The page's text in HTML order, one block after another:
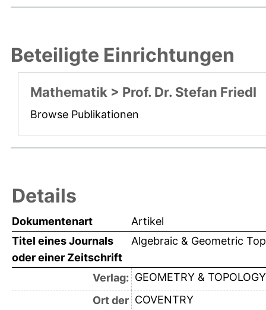
Beteiligte Einrichtungen
Mathematik > Prof. Dr. Stefan Friedl
Browse Publikationen
Details
Dokumentenart
Artikel
Titel eines Journals
oder einer Zeitschrift
Algebraic & Geometric
Verlag: GEOMETRY &
Ort der COVENTRY